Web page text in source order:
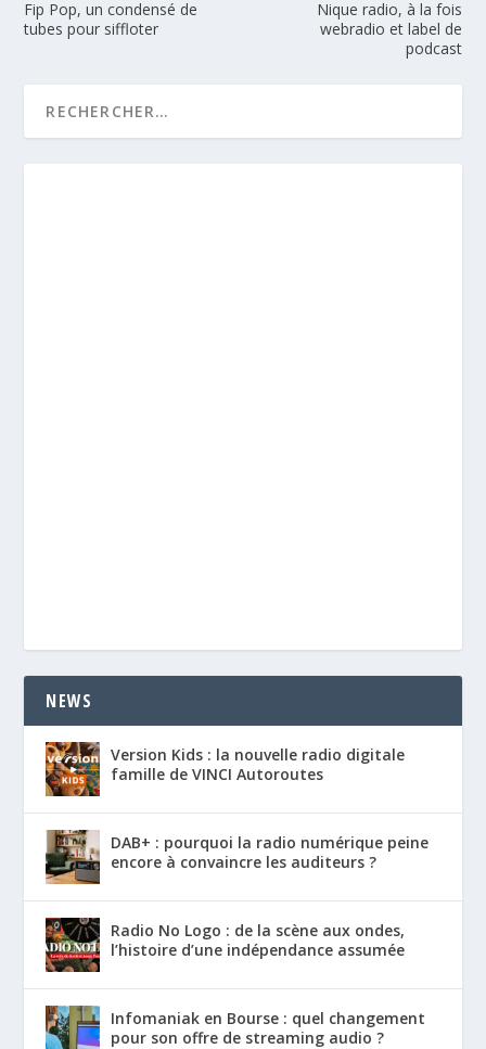
Fip Pop, un condensé de
tubes pour siffloter
Nique radio, à la fois
webradio et label de
podcast
NEWS
Version Kids : la nouvelle radio digitale
famille de VINCI Autoroutes
DAB+ : pourquoi la radio numérique peine
encore à convaincre les auditeurs ?
Radio No Logo : de la scène aux ondes,
l’histoire d’une indépendance assumée
Infomaniak en Bourse : quel changement
pour son offre de streaming audio ?